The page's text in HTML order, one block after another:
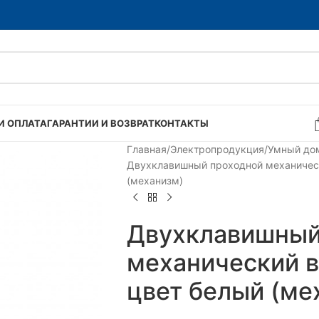
ОПЛАТАГАРАНТИИ И ВОЗВРАТКОНТАКТЫ
Главная Электропродукция Умный
Двухклавишный проходной
(механизм)
механический
цвет белый